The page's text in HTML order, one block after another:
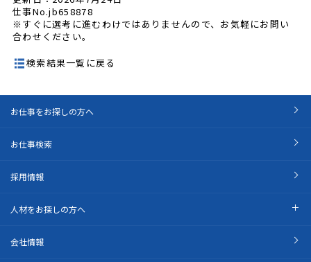
仕事No.jb658878
※すぐに選考に進むわけではありませんので、お気軽にお問い
合わせください。
検索結果一覧に戻る
お仕事をお探しの方へ
お仕事検索
採用情報
人材をお探しの方へ
会社情報